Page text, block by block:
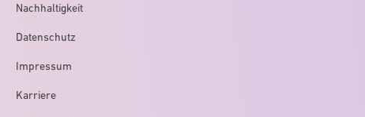
Nachhaltigkeit
Datenschutz
Impressum
Karriere